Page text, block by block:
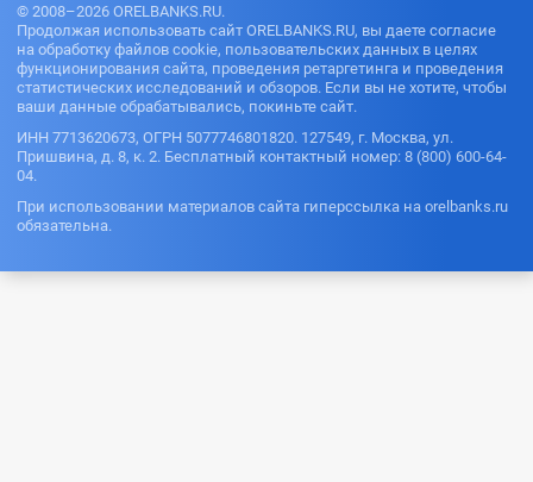
© 2008–2026 ORELBANKS.RU.
Продолжая использовать сайт ORELBANKS.RU, вы даете согласие
на обработку файлов cookie, пользовательских данных в целях
функционирования сайта, проведения ретаргетинга и проведения
статистических исследований и обзоров. Если вы не хотите, чтобы
ваши данные обрабатывались, покиньте сайт.
ИНН 7713620673, ОГРН 5077746801820. 127549, г. Москва, ул.
Пришвина, д. 8, к. 2. Бесплатный контактный номер: 8 (800) 600-64-
04.
При использовании материалов сайта гиперссылка на orelbanks.ru
обязательна.